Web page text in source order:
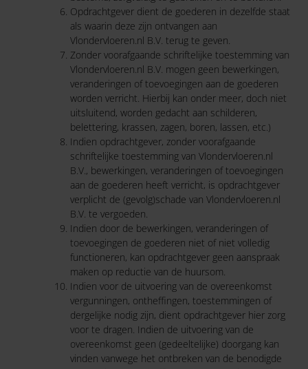
Opdrachtgever dient de goederen in dezelfde staat
als waarin deze zijn ontvangen aan
Vlondervloeren.nl B.V. terug te geven.
Zonder voorafgaande schriftelijke toestemming van
Vlondervloeren.nl B.V. mogen geen bewerkingen,
veranderingen of toevoegingen aan de goederen
worden verricht. Hierbij kan onder meer, doch niet
uitsluitend, worden gedacht aan schilderen,
belettering, krassen, zagen, boren, lassen, etc.)
Indien opdrachtgever, zonder voorafgaande
schriftelijke toestemming van Vlondervloeren.nl
B.V., bewerkingen, veranderingen of toevoegingen
aan de goederen heeft verricht, is opdrachtgever
verplicht de (gevolg)schade van Vlondervloeren.nl
B.V. te vergoeden.
Indien door de bewerkingen, veranderingen of
toevoegingen de goederen niet of niet volledig
functioneren, kan opdrachtgever geen aanspraak
maken op reductie van de huursom.
Indien voor de uitvoering van de overeenkomst
vergunningen, ontheffingen, toestemmingen of
dergelijke nodig zijn, dient opdrachtgever hier zorg
voor te dragen. Indien de uitvoering van de
overeenkomst geen (gedeeltelijke) doorgang kan
vinden vanwege het ontbreken van de benodigde